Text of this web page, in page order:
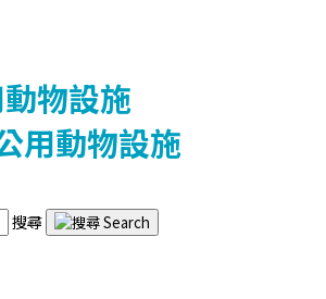
搜尋